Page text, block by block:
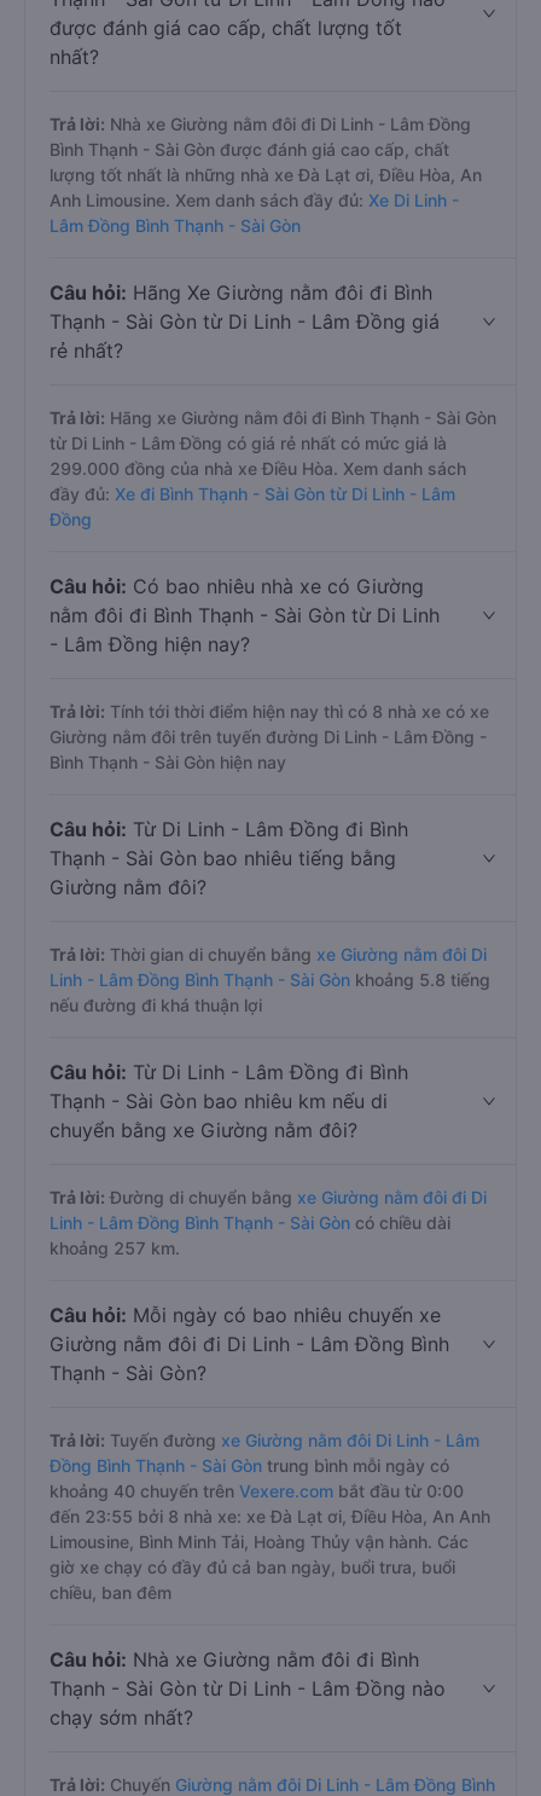
được đánh giá cao cấp, chất lượng tốt
nhất?
Trả lời: Nhà xe Giường nằm đôi đi Di Linh - Lâm Đồng
Bình Thạnh - Sài Gòn được đánh giá cao cấp, chất
lượng tốt nhất là những nhà xe Đà Lạt ơi, Điều Hòa, An
Anh Limousine. Xem danh sách đầy đủ: Xe Di Linh -
Lâm Đồng Bình Thạnh - Sài Gòn
Câu hỏi: Hãng Xe Giường nằm đôi đi Bình
Thạnh - Sài Gòn từ Di Linh - Lâm Đồng giá
rẻ nhất?
Trả lời: Hãng xe Giường nằm đôi đi Bình Thạnh - Sài Gòn
từ Di Linh - Lâm Đồng có giá rẻ nhất có mức giá là
299.000 đồng của nhà xe Điều Hòa. Xem danh sách
đầy đủ: Xe đi Bình Thạnh - Sài Gòn từ Di Linh - Lâm
Đồng
Câu hỏi: Có bao nhiêu nhà xe có Giường
nằm đôi đi Bình Thạnh - Sài Gòn từ Di Linh
- Lâm Đồng hiện nay?
Trả lời: Tính tới thời điểm hiện nay thì có 8 nhà xe có xe
Giường nằm đôi trên tuyến đường Di Linh - Lâm Đồng -
Bình Thạnh - Sài Gòn hiện nay
Câu hỏi: Từ Di Linh - Lâm Đồng đi Bình
Thạnh - Sài Gòn bao nhiêu tiếng bằng
Giường nằm đôi?
Trả lời: Thời gian di chuyển bằng xe Giường nằm đôi Di
Linh - Lâm Đồng Bình Thạnh - Sài Gòn khoảng 5.8 tiếng
nếu đường đi khá thuận lợi
Câu hỏi: Từ Di Linh - Lâm Đồng đi Bình
Thạnh - Sài Gòn bao nhiêu km nếu di
chuyển bằng xe Giường nằm đôi?
Trả lời: Đường di chuyển bằng xe Giường nằm đôi đi Di
Linh - Lâm Đồng Bình Thạnh - Sài Gòn có chiều dài
khoảng 257 km.
Câu hỏi: Mỗi ngày có bao nhiêu chuyến xe
Giường nằm đôi đi Di Linh - Lâm Đồng Bình
Thạnh - Sài Gòn?
Trả lời: Tuyến đường xe Giường nằm đôi Di Linh - Lâm
Đồng Bình Thạnh - Sài Gòn trung bình mỗi ngày có
khoảng 40 chuyến trên Vexere.com bắt đầu từ 0:00
đến 23:55 bởi 8 nhà xe: xe Đà Lạt ơi, Điều Hòa, An Anh
Limousine, Bình Minh Tải, Hoàng Thủy vận hành. Các
giờ xe chạy có đầy đủ cả ban ngày, buổi trưa, buổi
chiều, ban đêm
Câu hỏi: Nhà xe Giường nằm đôi đi Bình
Thạnh - Sài Gòn từ Di Linh - Lâm Đồng nào
chạy sớm nhất?
Trả lời: Chuyến Giường nằm đôi Di Linh - Lâm Đồng Bình